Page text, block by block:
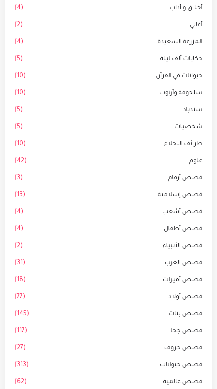
أخلاق و أداب (4)
أغاني (2)
المزرعة السعيدة (4)
حكايات ألف ليلة (5)
حيوانات في القرأن (10)
سلحوفة وأرنوب (10)
سندباد (5)
شخصيات (5)
طرائف البخلاء (10)
علوم (42)
قصص أرقام (3)
قصص إسلامية (13)
قصص أشعب (4)
قصص أطفال (4)
قصص الأنبياء (2)
قصص العرب (31)
قصص أميرات (18)
قصص أولاد (77)
قصص بنات (145)
قصص جحا (117)
قصص حروف (27)
قصص حيوانات (313)
قصص عالمية (62)